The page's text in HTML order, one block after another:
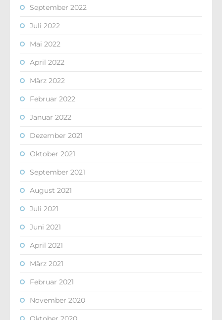
September 2022
Juli 2022
Mai 2022
April 2022
März 2022
Februar 2022
Januar 2022
Dezember 2021
Oktober 2021
September 2021
August 2021
Juli 2021
Juni 2021
April 2021
März 2021
Februar 2021
November 2020